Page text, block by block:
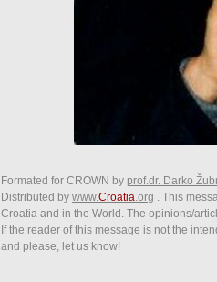
Formated for CROWN by prof.dr. Darko
Distributed by www.Croatia.org . This
Croatia and in the World. The opinions/
If the reader of this message is not the
and please, let us know!